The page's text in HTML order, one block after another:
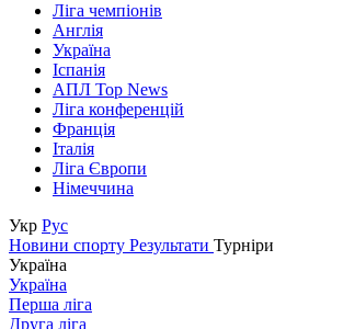
Ліга чемпіонів
Англія
Україна
Іспанія
АПЛ Top News
Ліга конференцій
Франція
Італія
Ліга Європи
Німеччина
Укр Рус
Новини спорту Результати Турніри
Україна
Україна
Перша ліга
Друга ліга